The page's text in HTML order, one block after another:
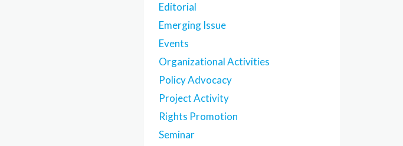
Editorial
Emerging Issue
Events
Organizational Activities
Policy Advocacy
Project Activity
Rights Promotion
Seminar